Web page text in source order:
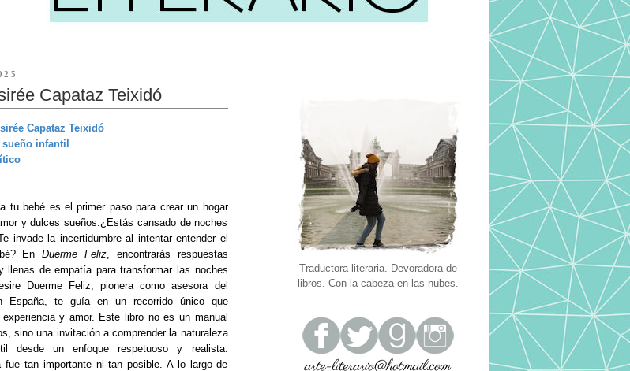
Capataz Teixidó
Capataz Teixidó
infantil
tu bebé es el primer paso para crear un hogar
y dulces sueños.¿Estás cansado de noches
invade la incertidumbre al intentar entender el
EnDuerme Feliz, encontrarás respuestas
llenas de empatía para transformar las noches
Duerme Feliz, pionera como asesora del
España, te guía en un recorrido único que
y amor. Este libro no es un manual
sino una invitación a comprender la naturaleza
desde un enfoque respetuoso y realista.
fue tan importante ni tan posible. A lo largo de
Traductora literaria. Devoradora de
libros. Con la cabeza en las nubes.